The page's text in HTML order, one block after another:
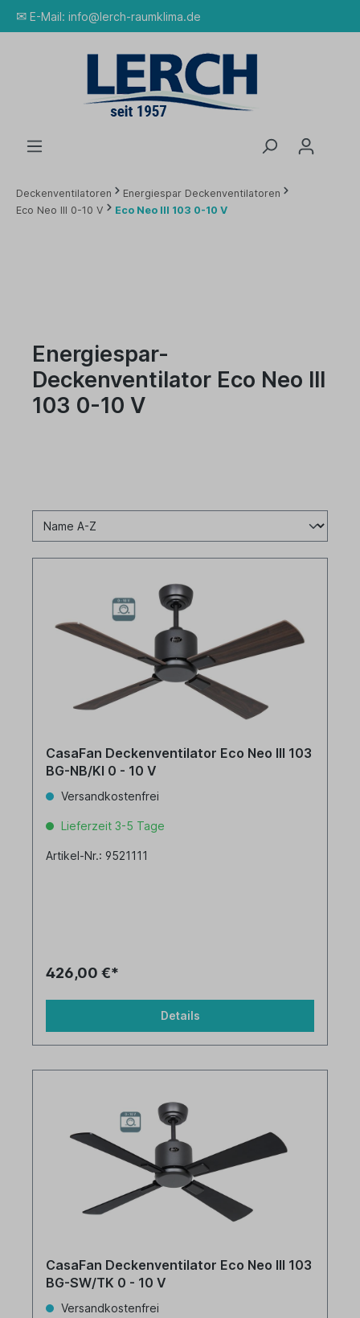
✉ E-Mail: info@lerch-raumklima.de
Deckenventilatoren
Energiespar Deckenventilatoren
Eco Neo III 0-10 V
Eco Neo III 103 0-10 V
Energiespar-
Deckenventilator Eco Neo III
103 0-10 V
CasaFan Deckenventilator Eco Neo III 103
BG-NB/KI 0 - 10 V
Versandkostenfrei
Lieferzeit 3-5 Tage
Artikel-Nr.: 9521111
426,00 €*
Details
CasaFan Deckenventilator Eco Neo III 103
BG-SW/TK 0 - 10 V
Versandkostenfrei